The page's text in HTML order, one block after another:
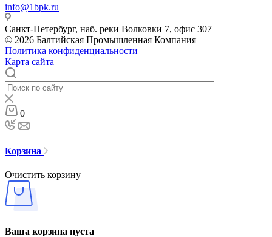
info@1bpk.ru
Санкт-Петербург, наб. реки Волковки 7, офис 307
© 2026 Балтийская Промышленная Компания
Политика конфиденциальности
Карта сайта
0
Корзина
Очистить корзину
Ваша корзина пуста